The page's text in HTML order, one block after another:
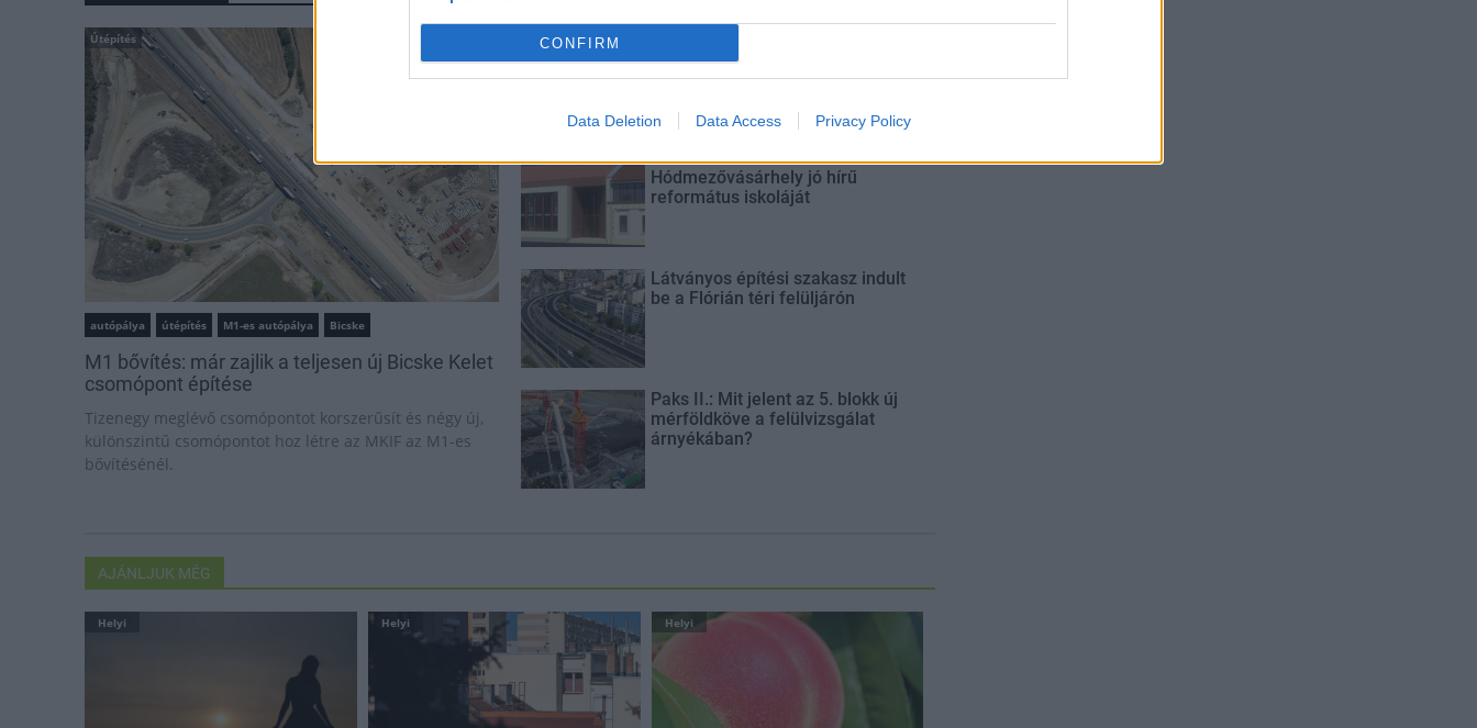
CONFIRM
Data Deletion Data Access Privacy Policy
Útépítés
autópálya útépítés M1-es autópálya Bicske
M1 bővítés: már zajlik a teljesen új Bicske Kelet
csomópont építése
Tizenegy meglévő csomópontot korszerűsít és négy új,
különszintű csomópontot hoz létre az MKIF az M1-es
bővítésénél.
csomópont épül Angyalföldön
Másfélszeresére bővítik
Hódmezővásárhely jó hírű
református iskoláját
Látványos építési szakasz indult
be a Flórián téri felüljárón
Paks II.: Mit jelent az 5. blokk új
mérföldköve a felülvizsgálat
árnyékában?
AJÁNLJUK MÉG
Helyi Helyi Helyi